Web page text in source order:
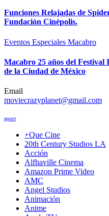
Funciones Relajadas de
Fundación Cinépolis.
Eventos Especiales Macabro
Macabro 25 años del
de la Ciudad de México
Email
moviecrazyplanet@gmail.com
sport
+Que Cine
20th Century Studios LA
Acción
Alfhaville Cinema
Amazon Prime Video
AMC
Angel Studios
Animación
Anime